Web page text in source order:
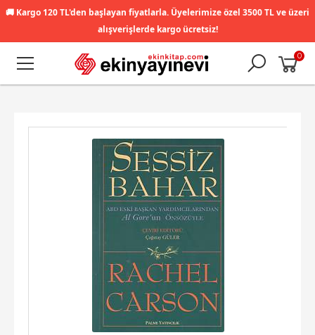
🚚 Kargo 120 TL'den başlayan fiyatlarla. Üyelerimize özel 3500 TL ve üzeri
alışverişlerde kargo ücretsiz!
0